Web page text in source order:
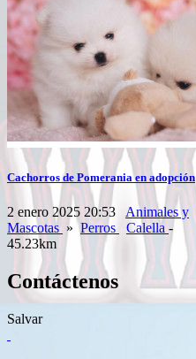
Cachorros de Pomerania en adopción
2 enero 2025 20:53
Animales y
Mascotas »Perros Calella-
45.23km
Contáctenos
Salvar